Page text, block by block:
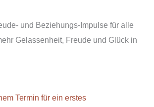
und Beziehungs-Impulse für alle
Gelassenheit, Freude und Glück in
Termin für ein erstes